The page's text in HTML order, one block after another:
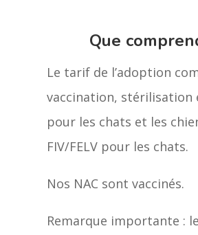
Que
Le tarif de l’adoption
vaccination,
pour les chats et les
FIV/FELV pour les chats.
Nos NAC sont vaccinés.
Remarque importante :